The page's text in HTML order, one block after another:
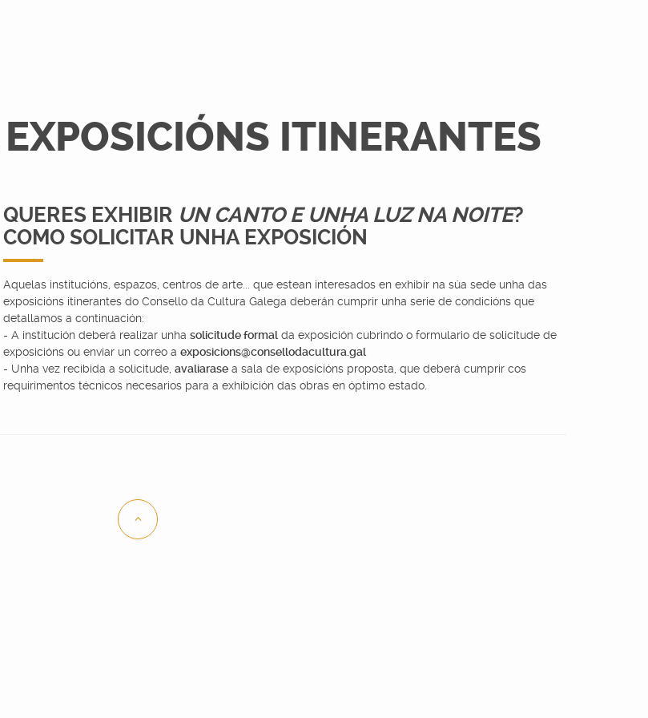
ITINERANTES
QUERES EXHIBIR UN CANTO E UNHA LUZ NA NOITE?
COMO SOLICITAR UNHA EXPOSICIÓN
Aquelas institucións, espazos, centros de arte... que estean interesados en exhibir na súa sede unha das
exposicións itinerantes do Consello da Cultura Galega deberán cumprir unha serie de condicións que
detallamos a continuación:
- A institución deberá realizar unha solicitude formal da exposición cubrindo o formulario de solicitude de
exposicións ou enviar un correo a exposicions@consellodacultura.gal
- Unha vez recibida a solicitude, avaliarasea sala de exposicións proposta, que deberá cumprir cos
requirimentos técnicos necesarios para a exhibición das obras en óptimo estado.